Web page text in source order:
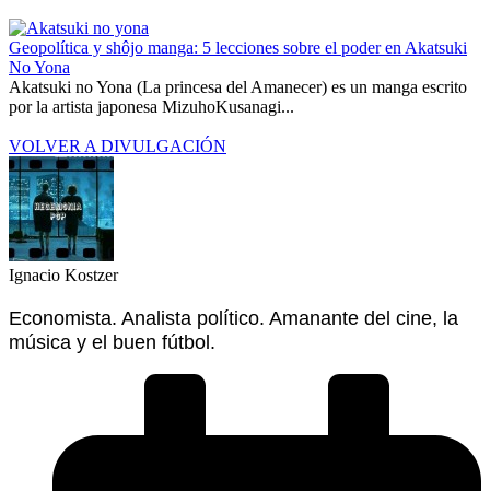
Geopolítica y shôjo manga: 5 lecciones sobre el poder en Akatsuki
No Yona
Akatsuki no Yona (La princesa del Amanecer) es un manga escrito
por la artista japonesa MizuhoKusanagi...
VOLVER A DIVULGACIÓN
Ignacio Kostzer
Economista. Analista político. Amanante del cine, la
música y el buen fútbol.